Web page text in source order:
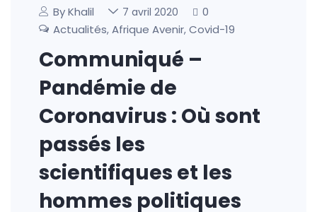
By Khalil 7 avril 2020
0
Actualités, Afrique Avenir, Covid-19
Communiqué –
Pandémie de
Coronavirus : Où sont
passés les
scientifiques et les
hommes politiques